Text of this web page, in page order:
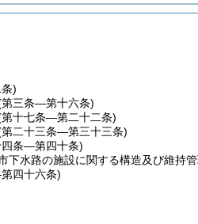
)
三条―第十六条)
十七条―第二十二条)
二十三条―第三十三条)
四条―第四十条)
下水路の施設に関する構造及び維持
四十六条)